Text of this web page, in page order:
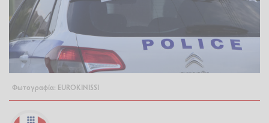
Φωτογραφία: EUROKINISSI